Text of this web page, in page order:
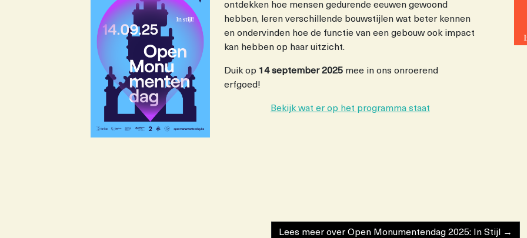
ontdekken hoe mensen gedurende eeuwen gewoond
hebben, leren verschillende bouwstijlen wat beter kennen
en ondervinden hoe de functie van een gebouw ook impact
kan hebben op haar uitzicht.
Duik op 14 september 2025mee in ons onroerend
erfgoed!
Bekijk wat er op het programma staat
Lees meer over Open Monumentendag 2025: In Stijl →